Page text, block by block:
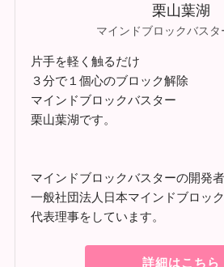
栗山葉湖
マインドブロックバスタ
片手を軽く触るだけ
３分で１個心のブロック解除
マインドブロックバスター
栗山葉湖です。
マインドブロックバスターの開発
一般社団法人日本マインドブロッ
代表理事をしています。
詳細はこちら